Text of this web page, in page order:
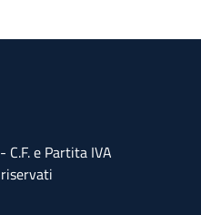
e Partita IVA